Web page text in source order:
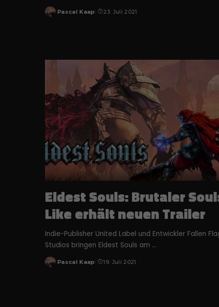
Posted
Pascal Kaap 23. Juli 2021
Eldest Souls: Brutaler
Like erhält neuen Trailer
Indie-Publisher United Label und Entwickler Fallen
Studios bringen Eldest Souls am ...
Posted
Pascal Kaap 19. Juli 2021
Wir